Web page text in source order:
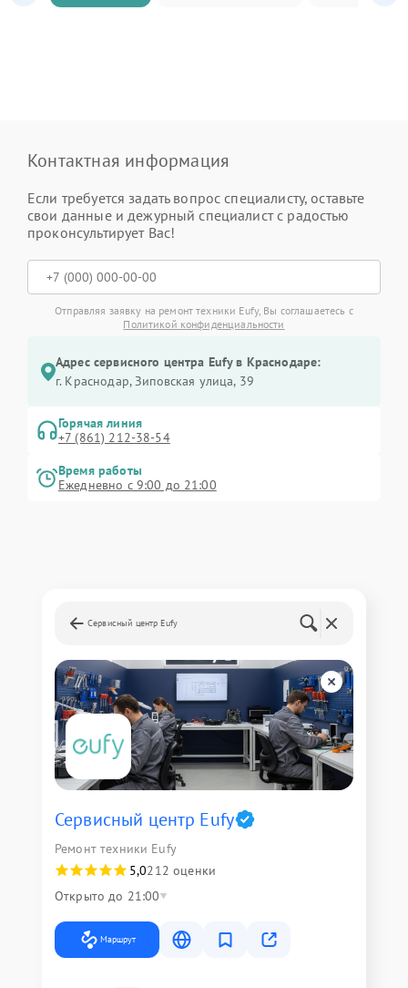
Контактная информация
Если требуется задать вопрос специалисту, оставьте
свои данные и дежурный специалист с радостью
проконсультирует Вас!
Отправляя заявку на ремонт техники Eufy, Вы соглашаетесь с
Политикой конфиденциальности
Адрес сервисного центра Eufy в Краснодаре:
г. Краснодар, Зиповская улица, 39
Горячая линия
+7 (861) 212-38-54
Время работы
Ежедневно с 9:00 до 21:00
Сервисный центр Eufy
Сервисный центр Eufy
Ремонт техники Eufy
5,0212 оценки
Открыто до 21:00
Маршрут